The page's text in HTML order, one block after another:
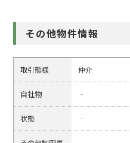
その他物件情報
取引態様 仲介
自社物 ‐
状態 ‐